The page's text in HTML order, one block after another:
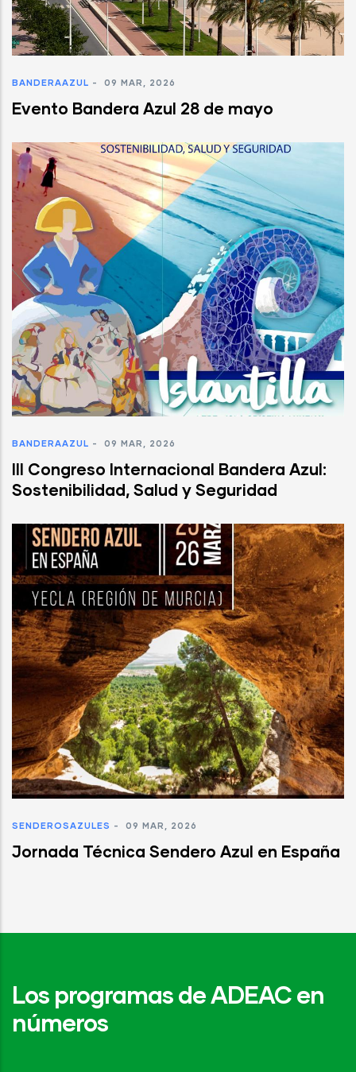
BANDERAAZUL - 09 MAR, 2026
Evento Bandera Azul 28 de mayo
BANDERAAZUL - 09 MAR, 2026
III Congreso Internacional Bandera Azul:
Sostenibilidad, Salud y Seguridad
SENDEROSAZULES - 09 MAR, 2026
Jornada Técnica Sendero Azul en España
Los programas de ADEAC en
números